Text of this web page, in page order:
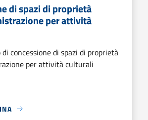
di spazi di proprietà
per attività
concessione di spazi di proprietà
per attività culturali